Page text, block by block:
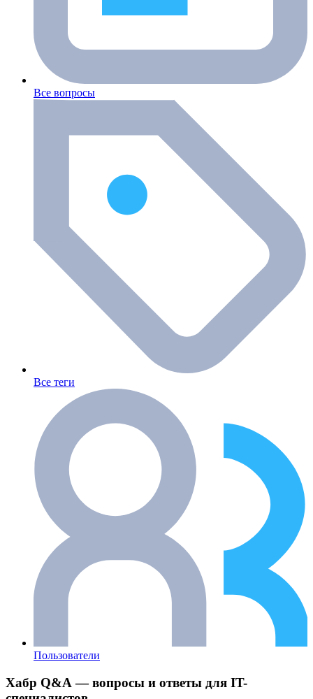
Все вопросы
Все теги
Пользователи
Хабр Q&A — вопросы и ответы для IT-